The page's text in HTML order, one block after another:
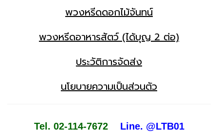
พวงหรีดดอกไม้จันทน์
พวงหรีดอาหารสัตว์ (ได้บุญ 2 ต่อ)
ประวัติการจัดส่ง
นโยบายความเป็นส่วนตัว
Tel. 02-114-7672 Line. @LTB01